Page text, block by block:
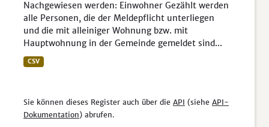
Nachgewiesen werden: Einwohner Gezählt werden
alle Personen, die der Meldepflicht unterliegen
und die mit alleiniger Wohnung bzw. mit
Hauptwohnung in der Gemeinde gemeldet sind...
CSV
Sie können dieses Register auch über die API (siehe API-
Dokumentation) abrufen.